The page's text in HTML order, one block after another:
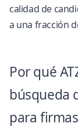
calidad de
a una fracción
Por qué
búsqueda
para